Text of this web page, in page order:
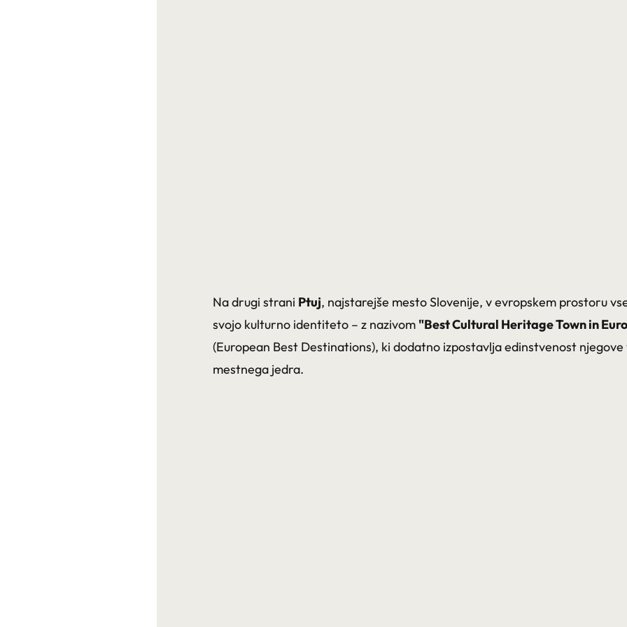
Na drugi strani Ptuj, najstarejše mesto Slovenije, v evropskem prostoru
svojo kulturno identiteto – z nazivom "Best Cultural Heritage Town in
(European Best Destinations), ki dodatno izpostavlja edinstvenost
mestnega jedra.